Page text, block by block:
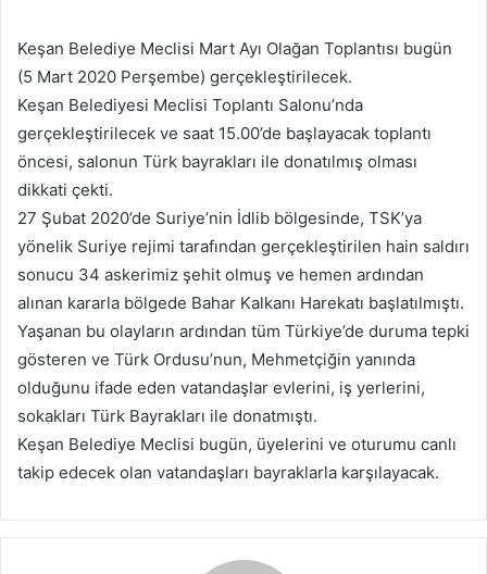
göndermek
Keşan Belediye Meclisi Mart Ayı Olağan Toplantısı bugün
(5 Mart 2020 Perşembe) gerçekleştirilecek.
Keşan Belediyesi Meclisi Toplantı Salonu’nda
gerçekleştirilecek ve saat 15.00’de başlayacak toplantı
öncesi, salonun Türk bayrakları ile donatılmış olması
dikkati çekti.
27 Şubat 2020’de Suriye’nin İdlib bölgesinde, TSK’ya
yönelik Suriye rejimi tarafından gerçekleştirilen hain saldırı
sonucu 34 askerimiz şehit olmuş ve hemen ardından
alınan kararla bölgede Bahar Kalkanı Harekatı başlatılmıştı.
Yaşanan bu olayların ardından tüm Türkiye’de duruma tepki
gösteren ve Türk Ordusu’nun, Mehmetçiğin yanında
olduğunu ifade eden vatandaşlar evlerini, iş yerlerini,
sokakları Türk Bayrakları ile donatmıştı.
Keşan Belediye Meclisi bugün, üyelerini ve oturumu canlı
takip edecek olan vatandaşları bayraklarla karşılayacak.